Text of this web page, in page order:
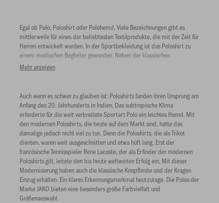
Egal ob Polo, Poloshirt oder Polohemd. Viele Bezeichnungen gibt es
mittlerweile für eines der beliebtesten Textilprodukte, die mit der Zeit für
Herren entwickelt wurden. In der Sportbekleidung ist das Poloshirt zu
einem modischen Begleiter geworden. Neben der klassischen
Verwendung im Sport, hat sich das Polo auch im Freizeitbereich
etabliert.
Mehr anzeigen
Auch wenn es schwer zu glauben ist: Poloshirts fanden ihren Ursprung am
Anfang des 20. Jahrhunderts in Indien. Das subtropische Klima
erforderte für die weit verbreitete Sportart Polo ein leichtes Hemd. Mit
den modernen Poloshirts, die heute auf dem Markt sind, hatte das
damalige jedoch nicht viel zu tun. Denn die Poloshirts, die als Trikot
dienten, waren weit ausgeschnitten und etwa hüft lang. Erst der
französische Tennisspieler Rene Lacoste, der als Erfinder der modernen
Poloshirts gilt, leitete den bis heute weltweiten Erfolg ein. Mit dieser
Modernisierung haben auch die klassische Knopfleiste und der Kragen
Einzug erhalten. Ein klares Erkennungsmerkmal heutzutage. Die Polos der
Marke JAKO bieten eine besonders große Farbvielfalt und
Größenauswahl.